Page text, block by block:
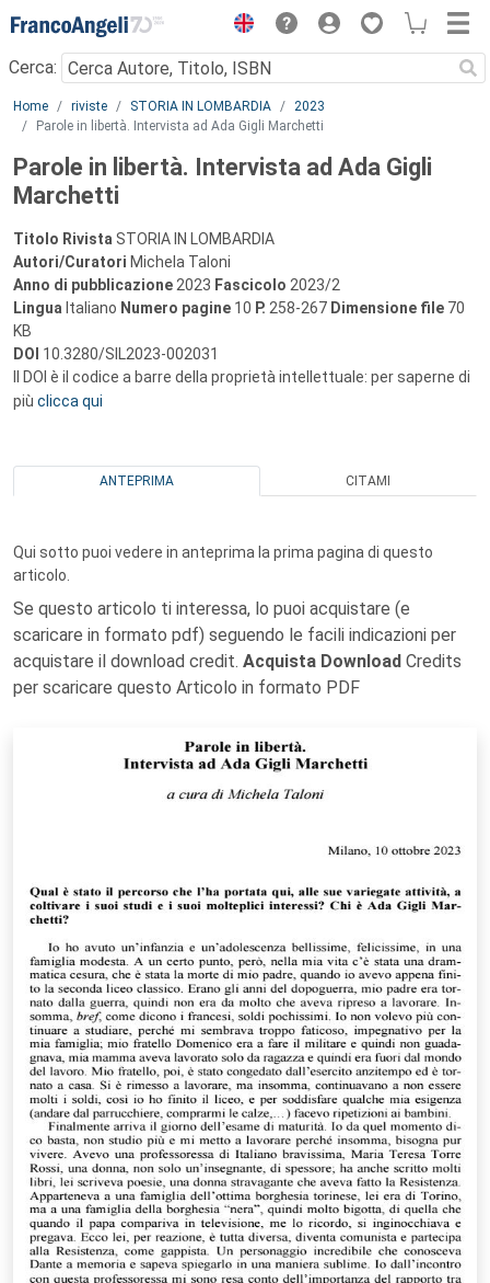
Menu
Cerca:
Main content
Home riviste STORIA IN LOMBARDIA
2023
Parole in libertà. Intervista ad Ada Gigli Marchetti
Parole in libertà. Intervista ad Ada Gigli
Marchetti
Titolo Rivista STORIA IN LOMBARDIA
Autori/Curatori Michela Taloni
Anno di pubblicazione 2023 Fascicolo 2023/2
Lingua Italiano Numero pagine 10 P. 258-267 Dimensione file 70
KB
DOI 10.3280/SIL2023-002031
Il DOI è il codice a barre della proprietà intellettuale: per saperne di
più clicca qui
ANTEPRIMA CITAMI
Qui sotto puoi vedere in anteprima la prima pagina di questo
articolo.
Se questo articolo ti interessa, lo puoi acquistare (e
scaricare in formato pdf) seguendo le facili indicazioni per
acquistare il download credit. Acquista Download Credits
per scaricare questo Articolo in formato PDF